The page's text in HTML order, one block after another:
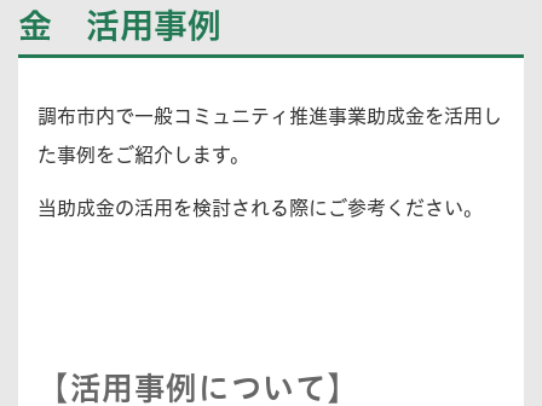
金 活用事例
調布市内で一般コミュニティ推進事業助成金を活用し
た事例をご紹介します。
当助成金の活用を検討される際にご参考ください。
【活用事例について】